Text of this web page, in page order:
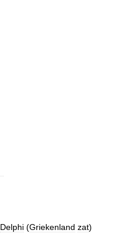
Delphi (Griekenland zat)